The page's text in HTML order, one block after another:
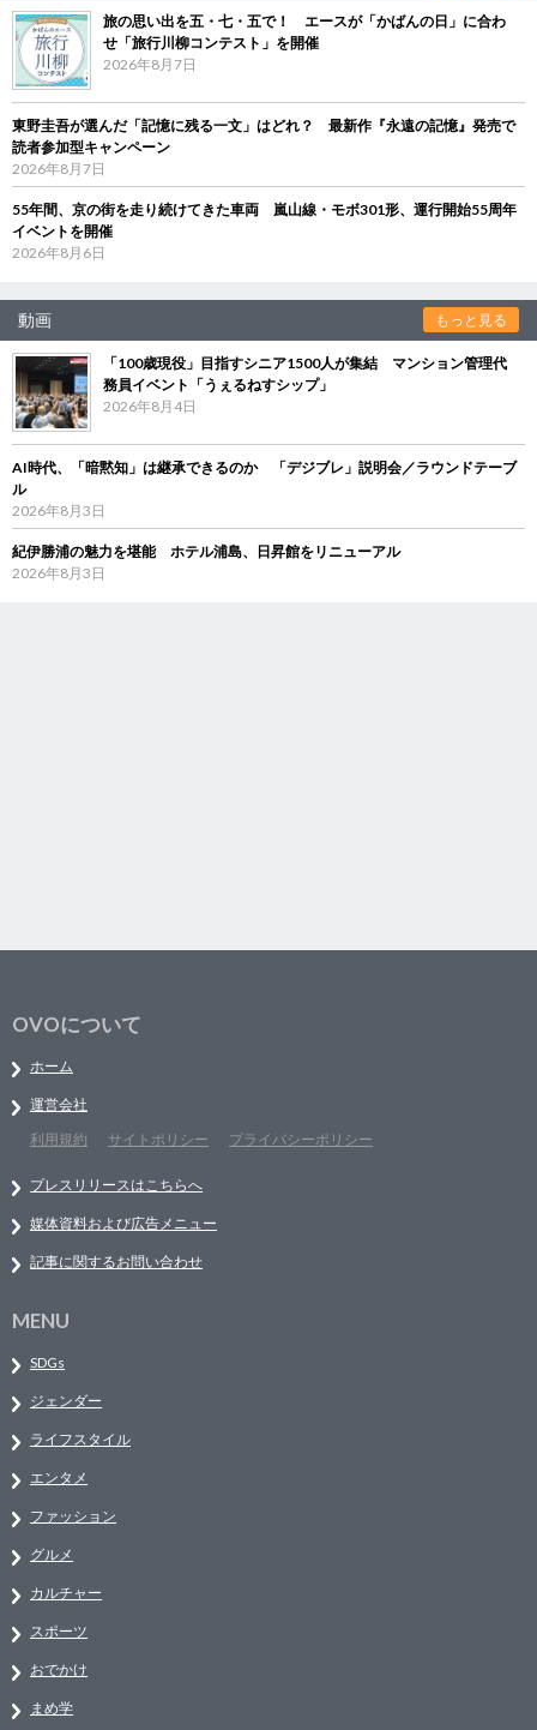
旅の思い出を五・七・五で！ エースが「かばんの日」に合わ
せ「旅行川柳コンテスト」を開催
2026年8月7日
東野圭吾が選んだ「記憶に残る一文」はどれ？ 最新作『永遠の記憶』発売で
読者参加型キャンペーン
2026年8月7日
55年間、京の街を走り続けてきた車両 嵐山線・モボ301形、運行開始55周年
イベントを開催
2026年8月6日
動画 もっと見る
「100歳現役」目指すシニア1500人が集結 マンション管理代
務員イベント「うぇるねすシップ」
2026年8月4日
AI時代、「暗黙知」は継承できるのか 「デジブレ」説明会／ラウンドテーブ
ル
2026年8月3日
紀伊勝浦の魅力を堪能 ホテル浦島、日昇館をリニューアル
2026年8月3日
OVOについて
ホーム
運営会社
利用規約
サイトポリシー プライバシーポリシー
プレスリリースはこちらへ
媒体資料および広告メニュー
記事に関するお問い合わせ
MENU
SDGs
ジェンダー
ライフスタイル
エンタメ
ファッション
グルメ
カルチャー
スポーツ
おでかけ
まめ学